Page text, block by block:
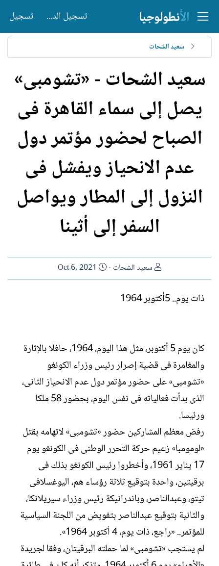
تسجيل الدخول تسجيل
سعيد الشحات
سعيد الشحات - «تشومبى»
يصل إلى سماء القاهرة فى
الصباح لحضور مؤتمر دول
عدم الانحياز ويفشل فى
النزول إلى المطار ويواصل
السفر إلى أثينا
ا
ل
ا
سعيد الشحات
ا
إ
ش
ا
ء
Oct 6, 2021
ذات يوم.. 5أكتوبر 1964
كان يوم 5 أكتوبر، مثل هذا اليوم، 1964، حافلا بالإثارة
والمغامرة فى قضية إصرار رئيس وزراء الكونغو
«تشومبى» على حضور مؤتمر دول عدم الانحياز الثانى،
الذى بدأت فعالياته فى نفس اليوم، بحضور 58 ملكا
ورئيسا.
رفض معظم المشاركين حضور «تشومبى» لاتهامه بقتل
«لومومبا» زعيم حركة التحرر الوطنى فى الكونغو يوم
17 يناير 1961، وأخطروا رئيس الكونغو بذلك فى
برقيتين، واحدة بتوقيع ثلاثة رؤساء هم، اليوغسلافى
تيتو، وعبدالناصر، وباندرانيكة رئيس وزراء سيريلانكا،
والثانية بتوقيع عبدالناصر بتفويض من اللجنة السياسية
للمؤتمر.. «راجع، ذات يوم، 4 أكتوبر 1964».
لم يستجب «تشومبى» لما حملته البرقيتان، وفقا لجريدة